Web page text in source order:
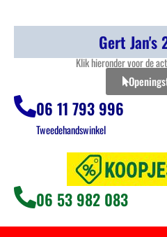
Gert Jan's
Klik hieronder voor de
06 11 793 996
Tweedehandswinkel
06 53 982 083